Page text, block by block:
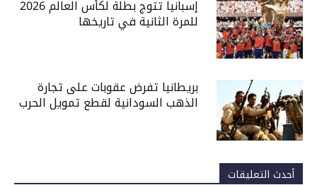
إسبانيا تتوج بطلة لكأس العالم 2026
للمرة الثانية في تاريخها
بريطانيا تفرض عقوبات على تجارة
الذهب السودانية لقطع تمويل الحرب
أحدث التعليقات